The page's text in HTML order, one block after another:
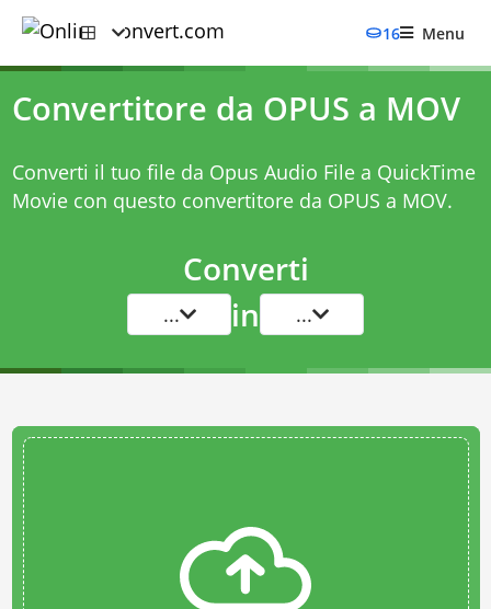
16 Menu
Convertitore da OPUS a MOV
Converti il tuo file da Opus Audio File a QuickTime
Movie con questo convertitore da OPUS a MOV.
Converti
... in ...